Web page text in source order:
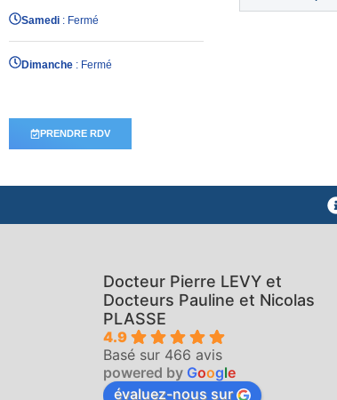
Samedi : Fermé
Dimanche : Fermé
PRENDRE RDV
Docteur Pierre LEVY et
Docteurs Pauline et Nicolas
PLASSE
4.9
Basé sur 466 avis
powered by Google
évaluez-nous sur